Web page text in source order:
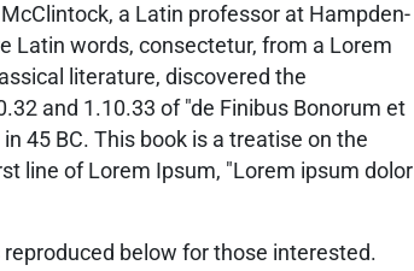
a Latin professor at Hampden-
Latin words, consectetur, from a Lorem
literature, discovered the
and 1.10.33 of "de Finibus Bonorum et
45 BC. This book is a treatise on the
line of Lorem Ipsum, "Lorem ipsum dolor
below for those interested.